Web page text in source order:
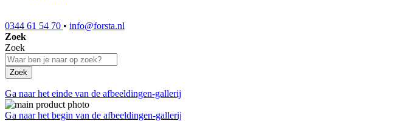
0344 61 54 70 • info@forsta.nl
Zoek
Zoek
Zoek
Ga naar het einde van de afbeeldingen-gallerij
Ga naar het begin van de afbeeldingen-gallerij